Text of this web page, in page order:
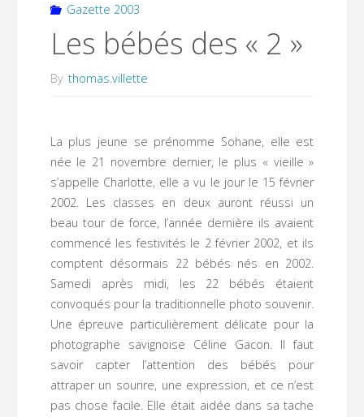
Gazette 2003
Les bébés des « 2 »
By thomas.villette
La plus jeune se prénomme Sohane, elle est
née le 21 novembre dernier, le plus « vieille »
s’appelle Charlotte, elle a vu le jour le 15 février
2002. Les classes en deux auront réussi un
beau tour de force, l’année dernière ils avaient
commencé les festivités le 2 février 2002, et ils
comptent désormais 22 bébés nés en 2002.
Samedi après midi, les 22 bébés étaient
convoqués pour la traditionnelle photo souvenir.
Une épreuve particulièrement délicate pour la
photographe savignoise Céline Gacon. Il faut
savoir capter l’attention des bébés pour
attraper un sourire, une expression, et ce n’est
pas chose facile. Elle était aidée dans sa tache